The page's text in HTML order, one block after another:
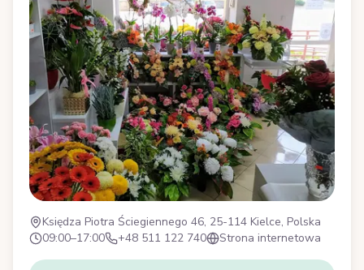
Księdza Piotra Ściegiennego 46, 25-114 Kielce, Polska
09:00–17:00
+48 511 122 740 Strona internetowa